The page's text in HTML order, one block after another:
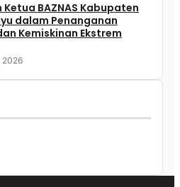
BAZNAS Kabupaten
dalam Penanganan
Kemiskinan Ekstrem
2026